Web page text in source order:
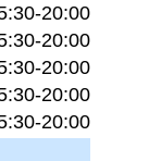
20:00
20:00
20:00
20:00
20:00